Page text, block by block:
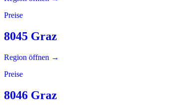
Preise
8045 Graz
Region öffnen →
Preise
8046 Graz